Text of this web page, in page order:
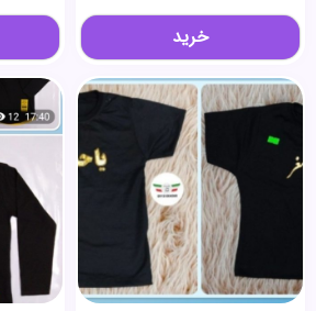
خرید